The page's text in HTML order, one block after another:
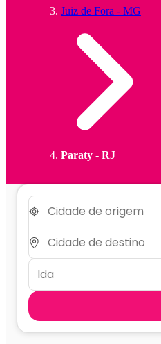
Juiz de Fora - MG
Paraty - RJ